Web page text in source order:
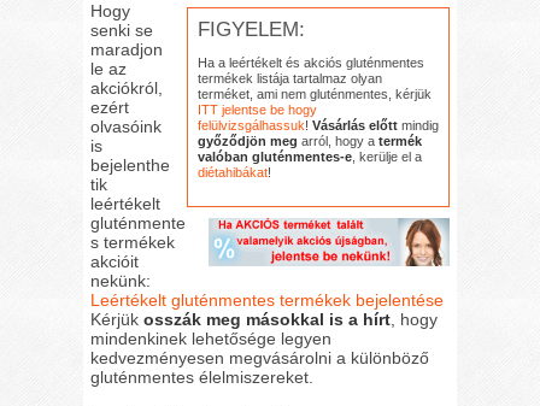
FIGYELEM:
Ha a leértékelt és akciós gluténmentes
termékek listája tartalmaz olyan
terméket, ami nem gluténmentes, kérjük
ITT jelentse be hogy
felülvizsgálhassuk! Vásárlás előttmindig
győződjön meg arról, hogy atermék
valóban gluténmentes-e, kerülje el a
diétahibákat!
Hogy
senki se
maradjon
le az
akciókról,
ezért
olvasóink
is
bejelenthe
tik
leértékelt
gluténmente
s termékek
akcióit
nekünk:
Leértékelt gluténmentes termékek bejelentése
Kérjük osszák meg másokkal is a hírt, hogy
mindenkinek lehetősége legyen
kedvezményesen megvásárolni a különböző
gluténmentes élelmiszereket.